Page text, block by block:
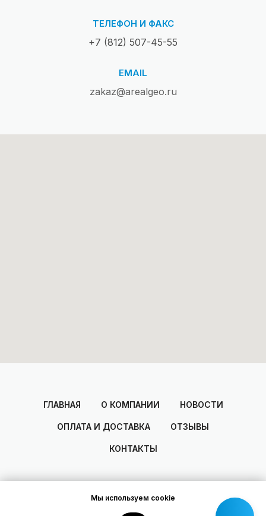
ТЕЛЕФОН И ФАКС
+7 (812) 507-45-55
EMAIL
zakaz@arealgeo.ru
ГЛАВНАЯ О КОМПАНИИ НОВОСТИ
ОПЛАТА И ДОСТАВКА ОТЗЫВЫ
КОНТАКТЫ
2014-2025© Areal
Разработано Dmitry Zakharov
Мы используем cookie